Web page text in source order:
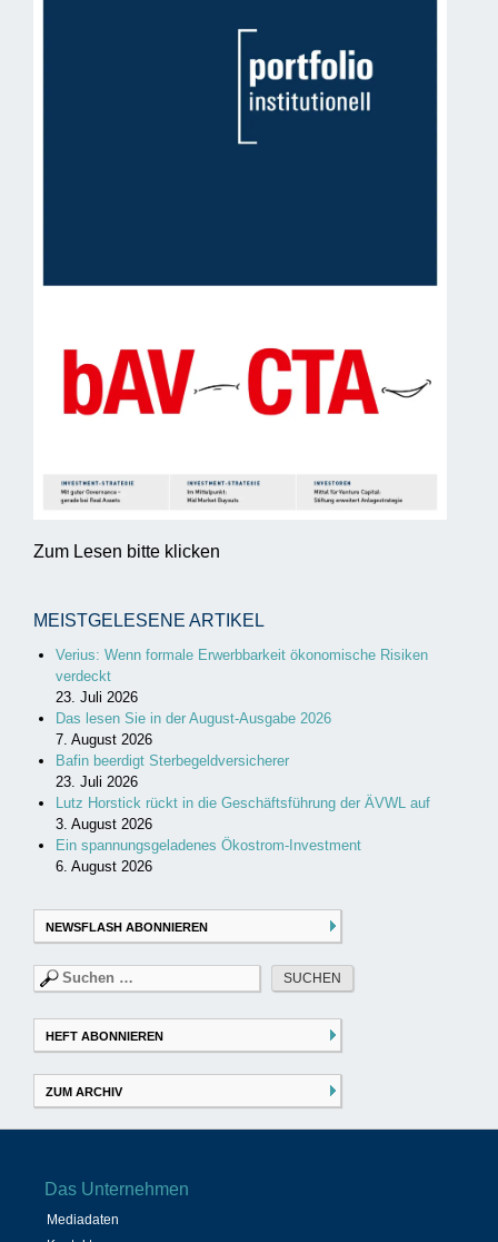
Zum Lesen bitte klicken
MEISTGELESENE ARTIKEL
Verius: Wenn formale Erwerbbarkeit ökonomische Risiken
verdeckt
23. Juli 2026
Das lesen Sie in der August-Ausgabe 2026
7. August 2026
Bafin beerdigt Sterbegeldversicherer
23. Juli 2026
Lutz Horstick rückt in die Geschäftsführung der ÄVWL auf
3. August 2026
Ein spannungsgeladenes Ökostrom-Investment
6. August 2026
NEWSFLASH ABONNIEREN
Suchen
nach:
HEFT ABONNIEREN
ZUM ARCHIV
Das Unternehmen
Mediadaten